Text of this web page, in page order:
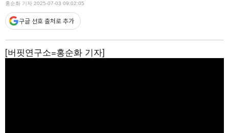
홍순화 기자 2025-07-03 09:02:05
구글 선호 출처로 추가
[버핏연구소=홍순화 기자]